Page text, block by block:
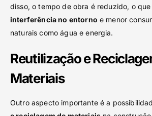
disso, o tempo de obra é reduzido, o
interferência no entorno e menor
naturais como água e energia.
Reutilização e
Materiais
Outro aspecto importante é a